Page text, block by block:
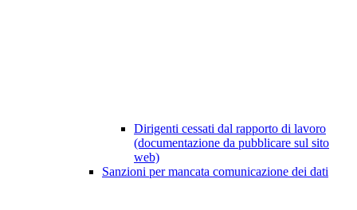
Dirigenti cessati dal rapporto di lavoro
(documentazione da pubblicare sul sito
web)
Sanzioni per mancata comunicazione dei dati